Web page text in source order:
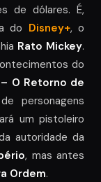
de dólares. É,
do Disney+, o
Rato Mickey.
do
– O Retorno de
personagens
um pistoleiro
autoridade da
, mas antes
Ordem.